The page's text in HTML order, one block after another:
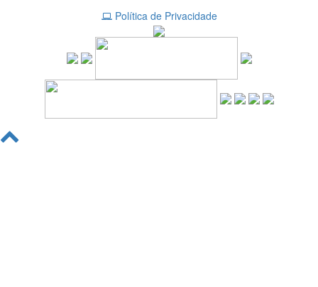
Política de Privacidade